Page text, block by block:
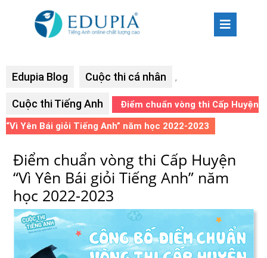
Edupia Blog Cuộc thi cá nhân ,
Cuộc thi Tiếng Anh
Điểm chuẩn vòng thi Cấp Huyện
“Vì Yên Bái giỏi Tiếng Anh” năm học 2022-2023
Điểm chuẩn vòng thi Cấp Huyện
“Vì Yên Bái giỏi Tiếng Anh” năm
học 2022-2023